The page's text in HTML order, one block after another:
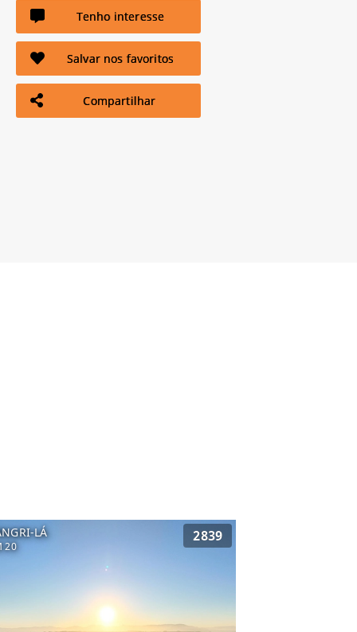
Tenho interesse
Salvar nos favoritos
Compartilhar
LÁ
20
2839